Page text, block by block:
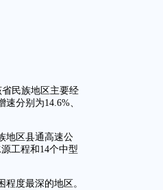
民族地区主要经
分别为14.6%、
地区县通高速公
工程和14个中型
度最深的地区。